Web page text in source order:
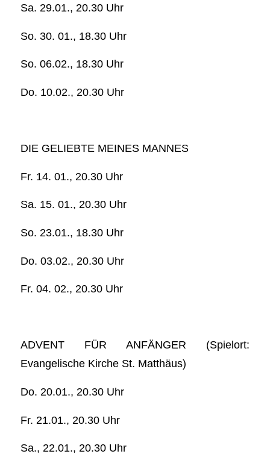
Sa. 29.01., 20.30 Uhr
So. 30. 01., 18.30 Uhr
So. 06.02., 18.30 Uhr
Do. 10.02., 20.30 Uhr
DIE GELIEBTE MEINES MANNES
Fr. 14. 01., 20.30 Uhr
Sa. 15. 01., 20.30 Uhr
So. 23.01., 18.30 Uhr
Do. 03.02., 20.30 Uhr
Fr. 04. 02., 20.30 Uhr
ADVENT FÜR ANFÄNGER (Spielort:
Evangelische Kirche St. Matthäus)
Do. 20.01., 20.30 Uhr
Fr. 21.01., 20.30 Uhr
Sa., 22.01., 20.30 Uhr